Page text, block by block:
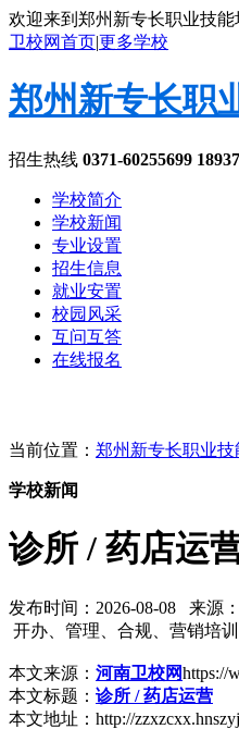
欢迎来到郑州新专长职业技能
卫校网首页|更多学校
郑州新专长职
招生热线 0371-60255699
学校简介
学校新闻
专业设置
招生信息
就业安置
校园风采
互问互答
在线报名
当前位置： 郑州新专长职业技
学校新闻
诊所 / 药店运
发布时间：2026-08-08 来源
开办、管理、合规、营销培训
本文来源： 河南卫校网https://
本文标题： 诊所 / 药店运营
本文地址：http://